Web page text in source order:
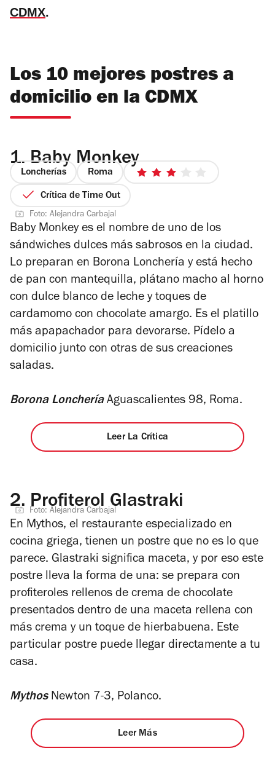
CDMX.
Los 10 mejores postres a
domicilio en la CDMX
1. Baby Monkey
Loncherías Roma
3
estrellas
Crítica de Time Out
Foto: Alejandra Carbajal
Baby Monkey es el nombre de uno de los
sándwiches dulces más sabrosos en la ciudad.
Lo preparan en Borona Lonchería y está hecho
de pan con mantequilla, plátano macho al horno
con dulce blanco de leche y toques de
cardamomo con chocolate amargo. Es el platillo
más apapachador para devorarse. Pídelo a
domicilio junto con otras de sus creaciones
saladas.
Borona Lonchería Aguascalientes 98, Roma.
Leer La Crítica
2. Profiterol Glastraki
Foto: Alejandra Carbajal
En Mythos, el restaurante especializado en
cocina griega, tienen un postre que no es lo que
parece. Glastraki significa maceta, y por eso este
postre lleva la forma de una: se prepara con
profiteroles rellenos de crema de chocolate
presentados dentro de una maceta rellena con
más crema y un toque de hierbabuena. Este
particular postre puede llegar directamente a tu
casa.
Mythos Newton 7-3, Polanco.
Leer Más